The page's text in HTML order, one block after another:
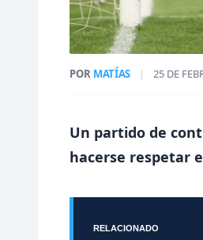
POR MATÍAS | 25 DE
Un partido de
hacerse respetar
RELACIONADO